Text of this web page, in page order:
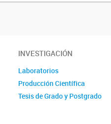
INVESTIGACIÓN
Laboratorios
Producción Científica
Tesis de Grado y Postgrado